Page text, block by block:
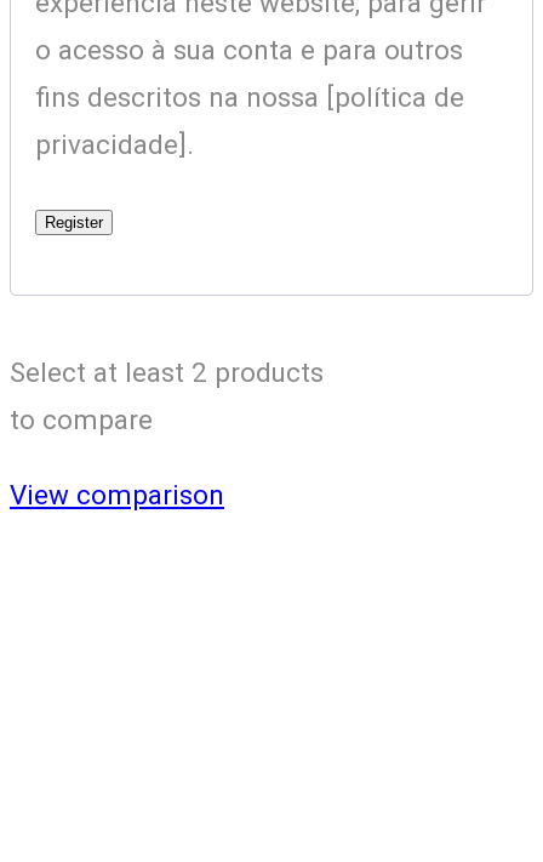
o acesso à sua conta e para outros
fins descritos na nossa [política de
privacidade].
Register
Select at least 2 products
to compare
View comparison